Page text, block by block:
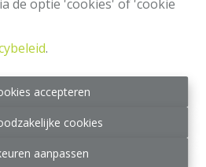
de optie 'cookies' of 'cookie
.
accepteren
cookies
aanpassen